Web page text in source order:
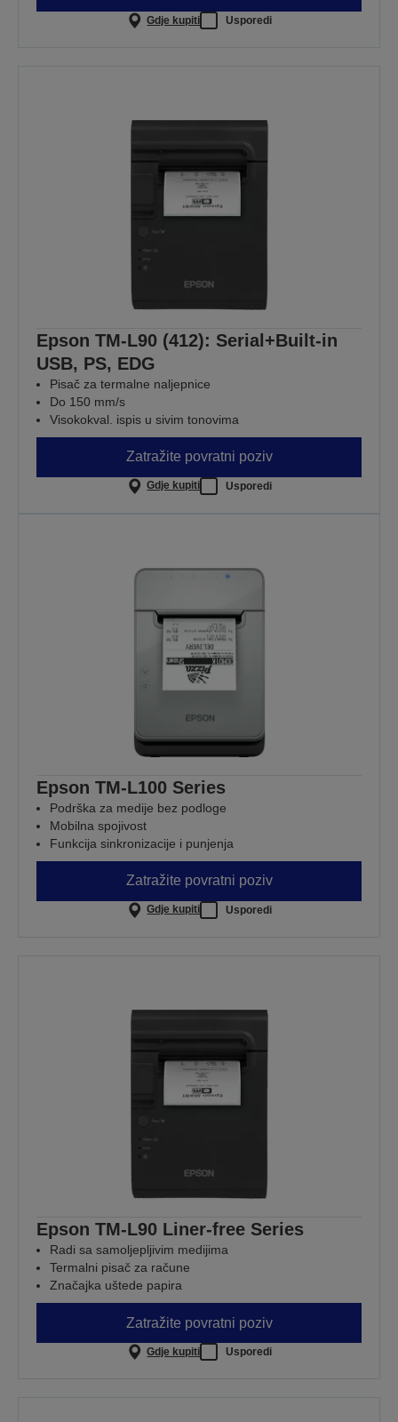
Gdje kupiti Usporedi
Epson TM-L90 (412): Serial+Built-in
USB, PS, EDG
Pisač za termalne naljepnice
Do 150 mm/s
Visokokval. ispis u sivim tonovima
Zatražite povratni poziv
Gdje kupiti Usporedi
Epson TM-L100 Series
Podrška za medije bez podloge
Mobilna spojivost
Funkcija sinkronizacije i punjenja
Zatražite povratni poziv
Gdje kupiti Usporedi
Epson TM-L90 Liner-free Series
Radi sa samoljepljivim medijima
Termalni pisač za račune
Značajka uštede papira
Zatražite povratni poziv
Gdje kupiti Usporedi